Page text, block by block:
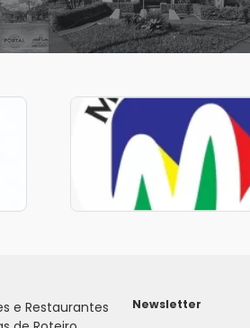
e Restaurantes
Newsletter